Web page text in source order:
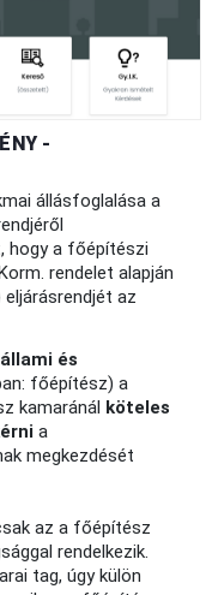
-
állásfoglalása a
hogy a főépítészi
rendelet alapján
az
állami és
főépítész) a
kamaránál köteles
a
megkezdését
az a főépítész
rendelkezik.
tag, úgy külön